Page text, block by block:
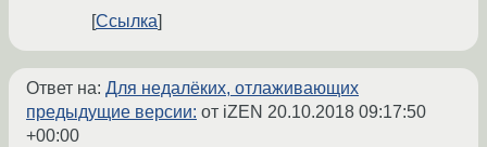
Ссылка
Ответ на: Для недалёких, отлаживающих
предыдущие версии: от iZEN 20.10.2018 09:17:50
+00:00